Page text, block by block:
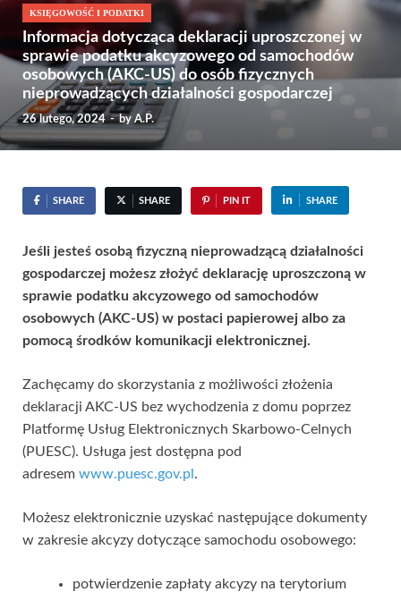
KSIĘGOWOŚĆ I PODATKI
Informacja dotycząca deklaracji uproszczonej w
sprawie podatku akcyzowego od samochodów
osobowych (AKC-US) do osób fizycznych
nieprowadzących działalności gospodarczej
26 lutego, 2024-by A.P.
SHARE SHARE PIN IT SHARE
Jeśli jesteś osobą fizyczną nieprowadzącą działalności
gospodarczej możesz złożyć deklarację uproszczoną w
sprawie podatku akcyzowego od samochodów
osobowych (AKC-US) w postaci papierowej albo za
pomocą środków komunikacji elektronicznej.
Zachęcamy do skorzystania z możliwości złożenia
deklaracji AKC-US bez wychodzenia z domu poprzez
Platformę Usług Elektronicznych Skarbowo-Celnych
(PUESC). Usługa jest dostępna pod
adresem www.puesc.gov.pl.
Możesz elektronicznie uzyskać następujące dokumenty
w zakresie akcyzy dotyczące samochodu osobowego:
potwierdzenie zapłaty akcyzy na terytorium